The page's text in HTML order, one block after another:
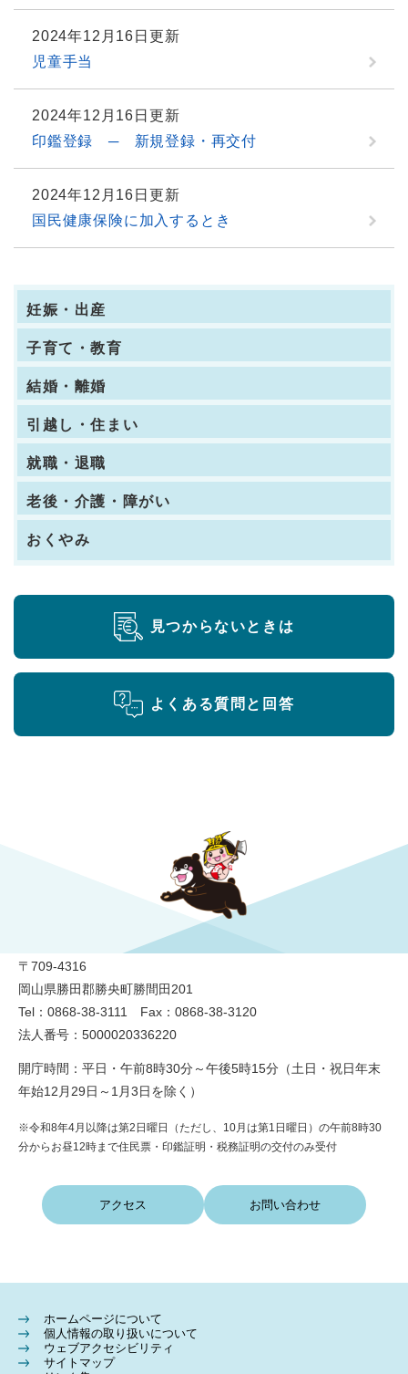
2024年12月16日更新
児童手当
2024年12月16日更新
印鑑登録 ─ 新規登録・再交付
2024年12月16日更新
国民健康保険に加入するとき
妊娠・出産
子育て・教育
結婚・離婚
引越し・住まい
就職・退職
老後・介護・障がい
おくやみ
見つからないときは
よくある質問と回答
〒709-4316
岡山県勝田郡勝央町勝間田201
Tel：0868-38-3111 Fax：0868-38-3120
法人番号：5000020336220
開庁時間：平日・午前8時30分～午後5時15分（土日・祝日年末
年始12月29日～1月3日を除く）
※令和8年4月以降は第2日曜日（ただし、10月は第1日曜日）の午前8時30
分からお昼12時まで住民票・印鑑証明・税務証明の交付のみ受付
アクセス お問い合わせ
ホームページについて
個人情報の取り扱いについて
ウェブアクセシビリティ
サイトマップ